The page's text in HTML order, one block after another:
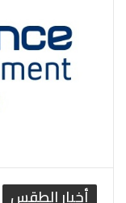
أخبار الطقس